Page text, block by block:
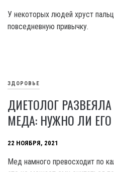
У некоторых людей хруст
повседневную привычку.
ЗДОРОВЬЕ
ДИЕТОЛОГ
МЕДА: НУЖНО ЛИ ЕГО
22 НОЯБРЯ, 2021
Мед намного превосходит по